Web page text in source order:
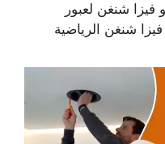
فيزا شنغن لعبور
شنغن الرياضية